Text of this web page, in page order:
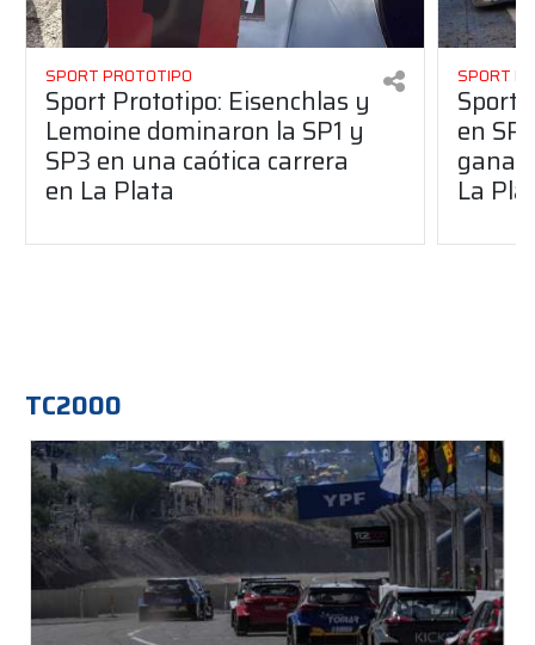
SPORT PROTOTIPO
Sport Prototipo: Eisenchlas y
Lemoine dominaron la SP1 y
SP3 en una caótica carrera
en La Plata
SPORT
Sport
en
La
TC2000